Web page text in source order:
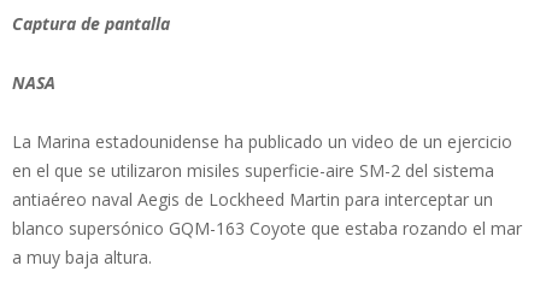
Captura de pantalla
NASA
La Marina estadounidense ha publicado un video de un ejercicio
en el que se utilizaron misiles superficie-aire SM-2 del sistema
antiaéreo naval Aegis de Lockheed Martin para interceptar un
blanco supersónico GQM-163 Coyote que estaba rozando el mar
a muy baja altura.